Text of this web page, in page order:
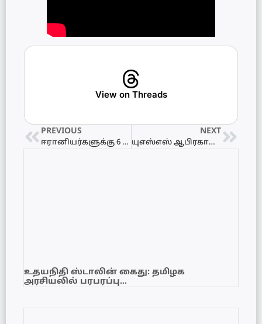
View on Threads
PREVIOUS
ஈரானியர்களுக்கு 6 மாதங்கள் வரை அவுஸ்திரேலியா செல்லத் தடை
NEXT
யுஎஸ்எஸ் ஆபிரகாம் லிங்கன்’ கப்பலின் அதிரடித் தாக்குதல் தொடரும்!
உதயநிதி ஸ்டாலின் கைது: தமிழக
அரசியலில் பரபரப்பு…